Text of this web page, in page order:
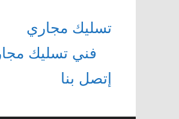
تسليك مجاري
فني تسليك
إتصل بنا